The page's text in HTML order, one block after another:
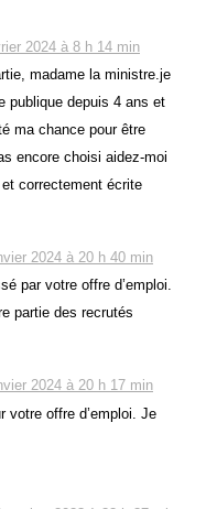
2024 à 8 h 14 min
madame la ministre.je
publique depuis 4 ans et
ma chance pour être
encore choisi aidez-moi
correctement écrite
2024 à 20 h 40 min
par votre offre d’emploi.
partie des recrutés
2024 à 20 h 17 min
votre offre d’emploi. Je